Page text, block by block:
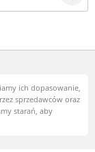
ich dopasowanie,
sprzedawców oraz
starań, aby